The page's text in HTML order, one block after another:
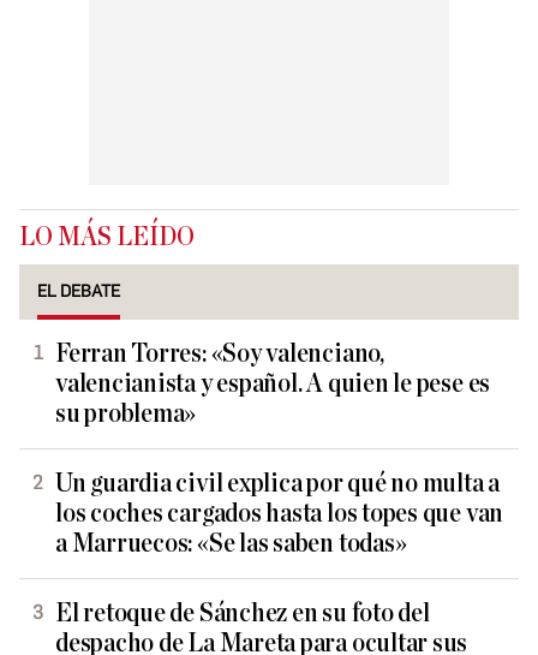
LO MÁS LEÍDO
EL DEBATE
Ferran Torres: «Soy valenciano,
valencianista y español. A quien le pese es
su problema»
Un guardia civil explica por qué no multa a
los coches cargados hasta los topes que van
a Marruecos: «Se las saben todas»
El retoque de Sánchez en su foto del
despacho de La Mareta para ocultar sus